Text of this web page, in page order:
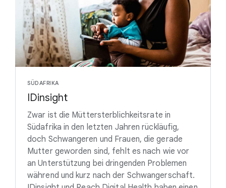
SÜDAFRIKA
IDinsight
Zwar ist die Müttersterblichkeitsrate in
Südafrika in den letzten Jahren rückläufig,
doch Schwangeren und Frauen, die gerade
Mutter geworden sind, fehlt es nach wie vor
an Unterstützung bei dringenden Problemen
während und kurz nach der Schwangerschaft.